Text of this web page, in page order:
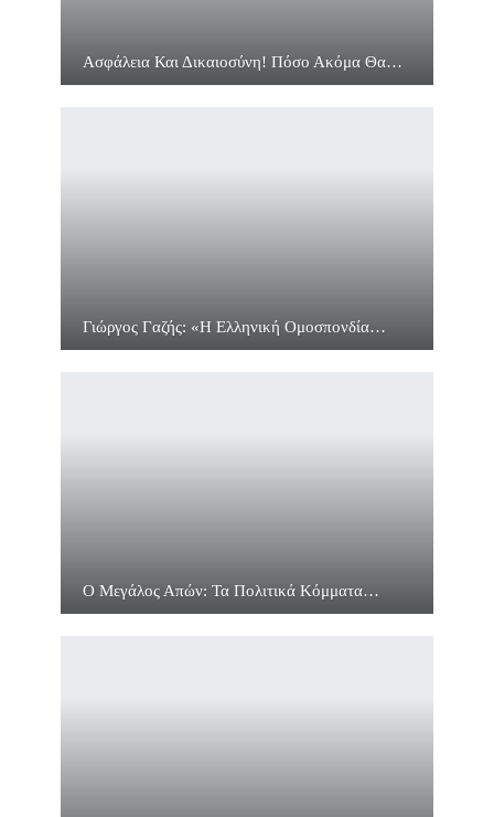
Ασφάλεια Και Δικαιοσύνη! Πόσο Ακόμα Θα…
Γιώργος Γαζής: «Η Ελληνική Ομοσπονδία…
Ο Μεγάλος Απών: Τα Πολιτικά Κόμματα…